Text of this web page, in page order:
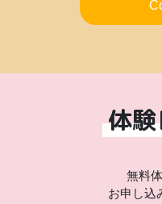
体
無料
お申し込